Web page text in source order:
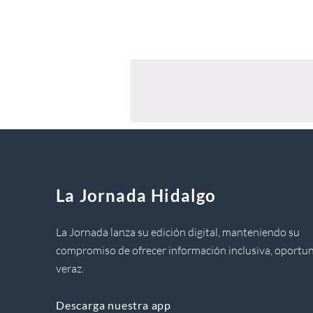
La Jornada Hidalgo
La Jornada lanza su edición digital, manteniendo su
compromiso de ofrecer información inclusiva,
veraz.
Descarga nuestra app